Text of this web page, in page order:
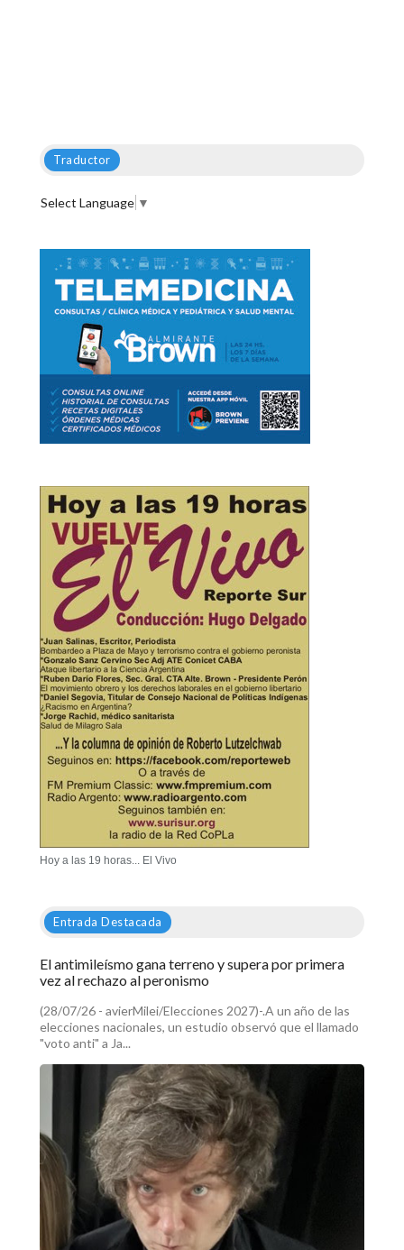
Traductor
Select Language ▼
Hoy a las 19 horas... El Vivo
Entrada Destacada
El antimileísmo gana terreno y supera por primera
vez al rechazo al peronismo
(28/07/26 - avierMilei/Elecciones 2027)-.A un año de las
elecciones nacionales, un estudio observó que el llamado
"voto anti" a Ja...